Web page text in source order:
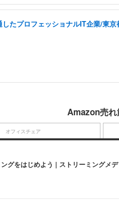
たプロフェッショナルIT企業/東京
Amazon売
グをはじめよう | ストリーミングメ
オフィスチェア